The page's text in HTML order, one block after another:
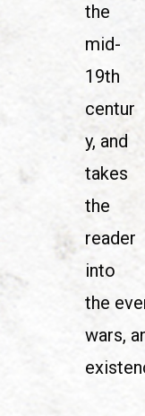
the
mid-
19th
centur
y, and
takes
the
reader
into
the
wars,